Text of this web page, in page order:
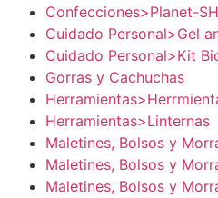
Confecciones>Planet-SH
Cuidado Personal>Gel
Cuidado Personal>Kit
Gorras y Cachuchas
Herramientas>Linternas
Maletines, Bolsos y
Maletines, Bolsos y
Maletines, Bolsos y